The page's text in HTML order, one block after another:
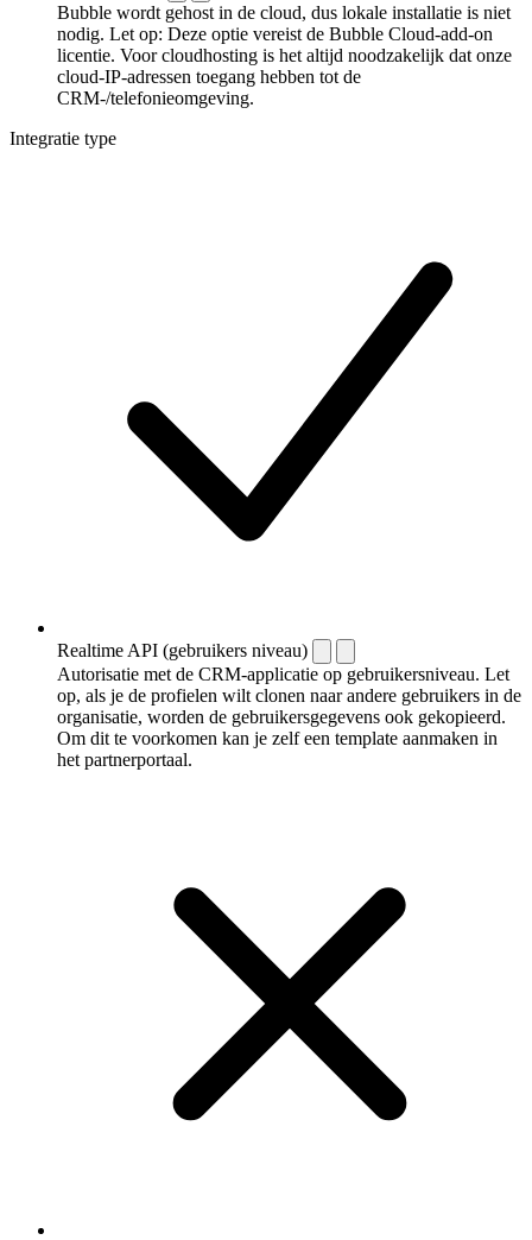
Bubble wordt gehost in de cloud, dus lokale installatie is niet
nodig. Let op: Deze optie vereist de Bubble Cloud-add-on
licentie. Voor cloudhosting is het altijd noodzakelijk dat onze
cloud-IP-adressen toegang hebben tot de
CRM-/telefonieomgeving.
Integratie type
Realtime API (gebruikers niveau)
Autorisatie met de CRM-applicatie op gebruikersniveau. Let
op, als je de profielen wilt clonen naar andere gebruikers in de
organisatie, worden de gebruikersgegevens ook gekopieerd.
Om dit te voorkomen kan je zelf een template aanmaken in
het partnerportaal.